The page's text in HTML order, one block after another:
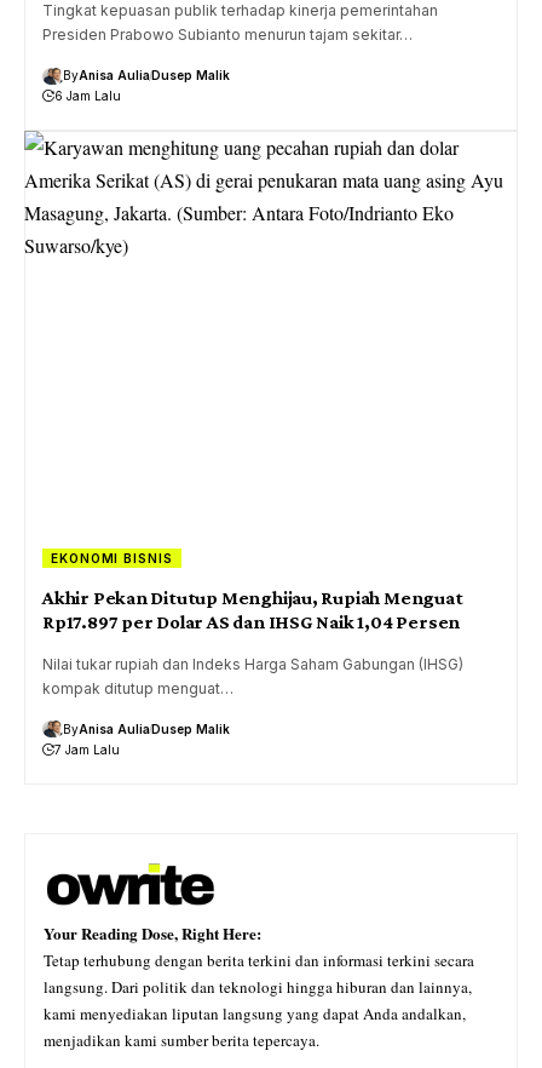
Tingkat kepuasan publik terhadap kinerja pemerintahan
Presiden Prabowo Subianto menurun tajam sekitar…
ByAnisa AuliaDusep Malik
6 Jam Lalu
EKONOMI BISNIS
Akhir Pekan Ditutup Menghijau, Rupiah Menguat
Rp17.897 per Dolar AS dan IHSG Naik 1,04 Persen
Nilai tukar rupiah dan Indeks Harga Saham Gabungan (IHSG)
kompak ditutup menguat…
ByAnisa AuliaDusep Malik
7 Jam Lalu
Your Reading Dose, Right Here:
Tetap terhubung dengan berita terkini dan informasi terkini secara
langsung. Dari politik dan teknologi hingga hiburan dan lainnya,
kami menyediakan liputan langsung yang dapat Anda andalkan,
menjadikan kami sumber berita tepercaya.